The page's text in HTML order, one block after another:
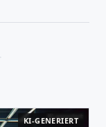
KI-GENERIERT